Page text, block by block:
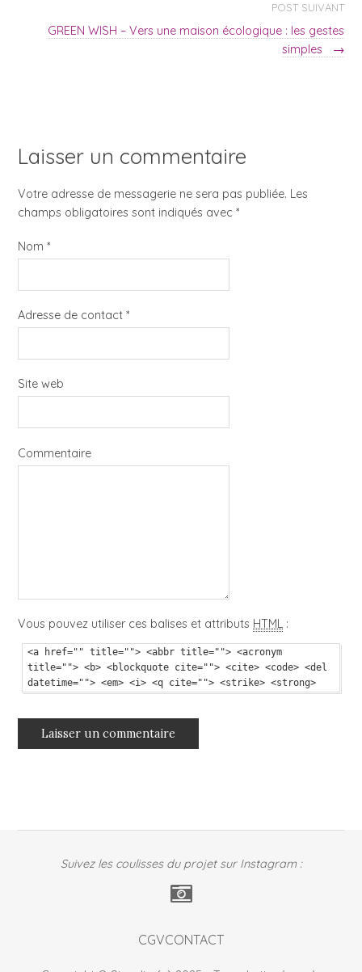
POST SUIVANT
GREEN WISH – Vers une maison écologique : les gestes
simples
→
Laisser un commentaire
Votre adresse de messagerie ne sera pas publiée. Les
champs obligatoires sont indiqués avec*
Nom*
Adresse de contact*
Site web
Commentaire
Vous pouvez utiliser ces balises et attributs HTML :
<a href="" title=""> <abbr title=""> <acronym
title=""> <b> <blockquote cite=""> <cite> <code> <del
datetime=""> <em> <i> <q cite=""> <strike> <strong>
Suivez les coulisses du projet sur Instagram :
CGVCONTACT